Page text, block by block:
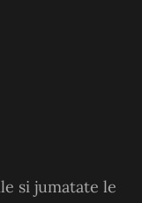
si jumatate le